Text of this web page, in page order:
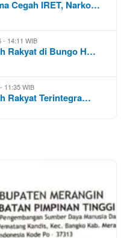
Cegah IRET, Narko…
- 14:11 WIB
Rakyat di Bungo H…
11:35 WIB
Rakyat Terintegra…